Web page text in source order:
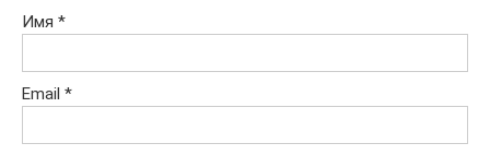
Имя *
Email *